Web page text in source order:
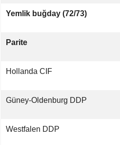
Yemlik buğday (72/73)
Parite
Hollanda CIF
Güney-Oldenburg DDP
Westfalen DDP